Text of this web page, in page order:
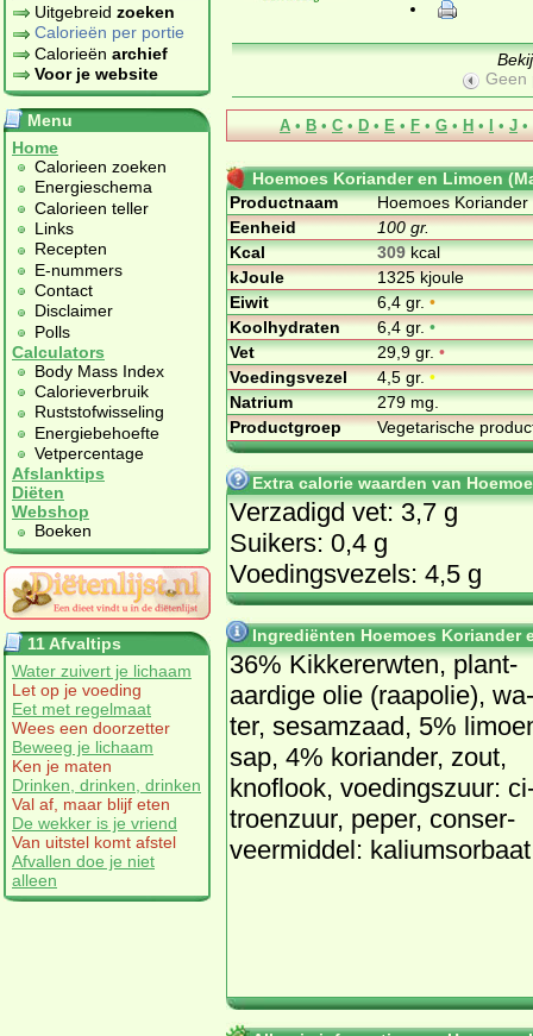
Uitgebreid zoeken
Calorieën per portie
Calorieën archief
Voor je website
Menu
Home
Calorieen zoeken
Energieschema
Calorieen teller
Links
Recepten
E-nummers
Contact
Disclaimer
Polls
Calculators
Body Mass Index
Calorieverbruik
Ruststofwisseling
Energiebehoefte
Vetpercentage
Afslanktips
Diëten
Webshop
Boeken
11 Afvaltips
Water zuivert je lichaam
Let op je voeding
Eet met regelmaat
Wees een doorzetter
Beweeg je lichaam
Ken je maten
Drinken, drinken, drinken
Val af, maar blijf eten
De wekker is je vriend
Van uitstel komt afstel
Afvallen doe je niet
alleen
Geen
A • B • C • D • E • F • G • H • I • J •
Hoemoes Koriander en Limoen
Productnaam
Hoemoes
Eenheid
100 gr.
Kcal
309kcal
kJoule
1325 kjoule
Eiwit
6,4 gr.•
Koolhydraten
6,4 gr.•
Vet
29,9 gr.•
Voedingsvezel
4,5 gr.•
Natrium
279 mg.
Productgroep
Vegetarische
Extra calorie waarden van
Verzadigd vet: 3,7 g
Suikers: 0,4 g
Voedingsvezels: 4,5 g
Ingrediënten Hoemoes Koriander
36% Kik­ker­erw­ten, plant­
aar­di­ge olie (raap­olie), wa­
ter, se­sam­zaad, 5%
sap, 4% ko­ri­an­der, zout,
knof­look, voe­dings­zuur:
troen­zuur, pe­per, con­ser­
veer­mid­del: